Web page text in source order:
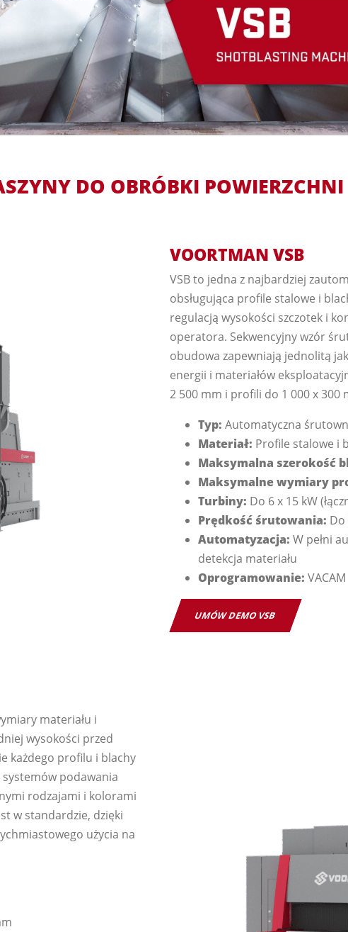
DO OBRÓBKI POWIERZCHNI
VOORTMAN VSB
VSB to jedna z najbardziej
obsługująca profile stalowe i
regulacją wysokości szczotek i
operatora. Sekwencyjny wzór
obudowa zapewniają jednolitą
energii i materiałów
2 500 mm i profili do 1 000 x 300
Typ: Automatyczna
Materiał: Profile stalowe i
Maksymalna szerokość
Maksymalne wymiary
Turbiny: Do 6 x 15 kW
Prędkość śrutowania:
Automatyzacja: W pełni
detekcja materiału
Oprogramowanie: VACAM
UMÓW DEMO VSB
materiału i
wysokości przed
każdego profilu i blachy
podawania
rodzajami i kolorami
w standardzie, dzięki
użycia na